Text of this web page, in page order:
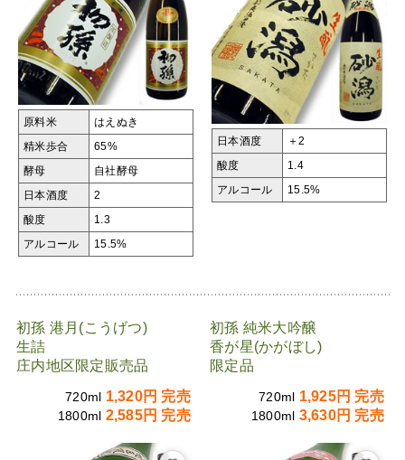
原料米 はえぬき
精米歩合 65%
酵母 自社酵母
日本酒度 2
酸度 1.3
アルコール 15.5%
日本酒度 ＋2
酸度 1.4
アルコール 15.5%
初孫 港月(こうげつ)
生詰
庄内地区限定販売品
720ml 1,320円 完売
1800ml 2,585円 完売
初孫 純米大吟醸
香が星(かがぼし)
限定品
720ml 1,925円 完売
1800ml 3,630円 完売